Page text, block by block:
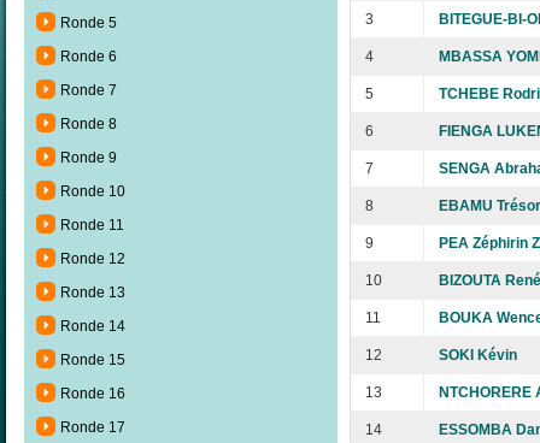
Ronde 5
Ronde 6
Ronde 7
Ronde 8
Ronde 9
Ronde 10
Ronde 11
Ronde 12
Ronde 13
Ronde 14
Ronde 15
Ronde 16
Ronde 17
3 BITEGUE-BI-
4 MBASSA
5 TCHEBE
6 FIENGA
7 SENGA
8 EBAMU Trésor
9 PEA Zéphirin
10 BIZOUTA René
11 BOUKA
12 SOKI Kévin
13 NTCHORERE
14 ESSOMBA